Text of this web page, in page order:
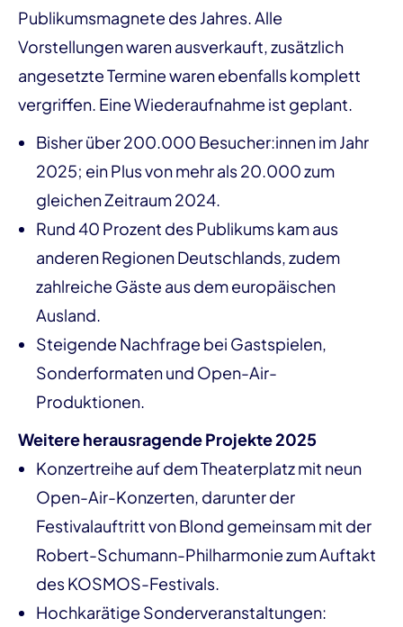
Publikumsmagnete des Jahres. Alle
Vorstellungen waren ausverkauft, zusätzlich
angesetzte Termine waren ebenfalls komplett
vergriffen. Eine Wiederaufnahme ist geplant.
Bisher über 200.000 Besucher:innen im Jahr
2025; ein Plus von mehr als 20.000 zum
gleichen Zeitraum 2024.
Rund 40 Prozent des Publikums kam aus
anderen Regionen Deutschlands, zudem
zahlreiche Gäste aus dem europäischen
Ausland.
Steigende Nachfrage bei Gastspielen,
Sonderformaten und Open-Air-
Produktionen.
Weitere herausragende Projekte 2025
Konzertreihe auf dem Theaterplatz mit neun
Open-Air-Konzerten, darunter der
Festivalauftritt von Blond gemeinsam mit der
Robert-Schumann-Philharmonie zum Auftakt
des KOSMOS-Festivals.
Hochkarätige Sonderveranstaltungen: